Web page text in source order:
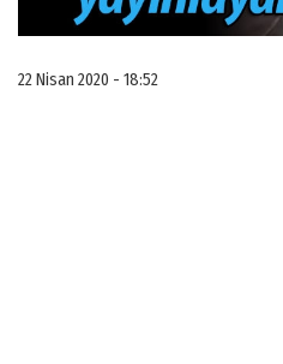
22 Nisan 2020 - 18:52